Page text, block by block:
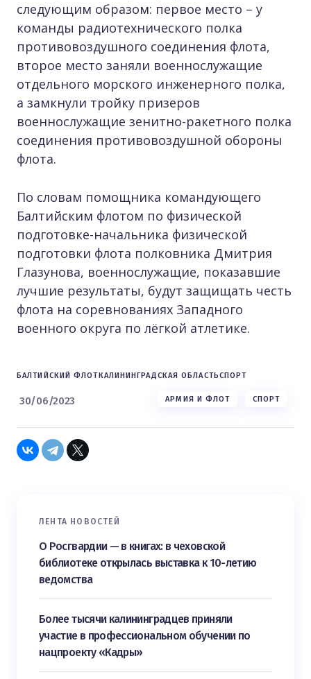
следующим образом: первое место – у
команды радиотехнического полка
противовоздушного соединения флота,
второе место заняли военнослужащие
отдельного морского инженерного полка,
а замкнули тройку призеров
военнослужащие зенитно-ракетного полка
соединения противовоздушной обороны
флота.
По словам помощника командующего
Балтийским флотом по физической
подготовке-начальника физической
подготовки флота полковника Дмитрия
Глазунова, военнослужащие, показавшие
лучшие результаты, будут защищать честь
флота на соревнованиях Западного
военного округа по лёгкой атлетике.
БАЛТИЙСКИЙ ФЛОТКАЛИНИНГРАДСКАЯ ОБЛАСТЬСПОРТ
30/06/2023 АРМИЯ И ФЛОТ СПОРТ
ЛЕНТА НОВОСТЕЙ
О Росгвардии — в книгах: в чеховской
библиотеке открылась выставка к 10-летию
ведомства
Более тысячи калининградцев приняли
участие в профессиональном обучении по
нацпроекту «Кадры»